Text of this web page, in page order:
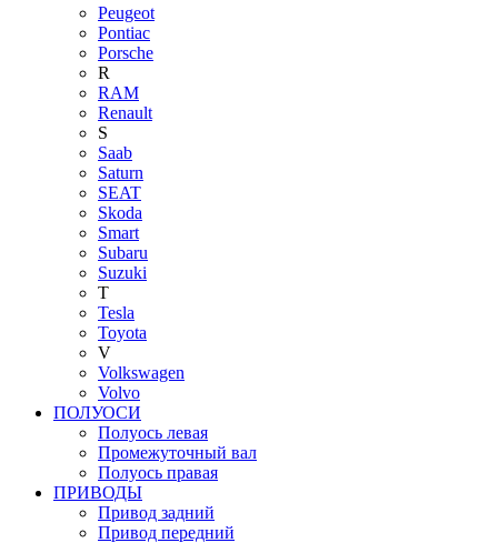
Peugeot
Pontiac
Porsche
R
RAM
Renault
S
Saab
Saturn
SEAT
Skoda
Smart
Subaru
Suzuki
T
Tesla
Toyota
V
Volkswagen
Volvo
ПОЛУОСИ
Полуось левая
Промежуточный вал
Полуось правая
ПРИВОДЫ
Привод задний
Привод передний